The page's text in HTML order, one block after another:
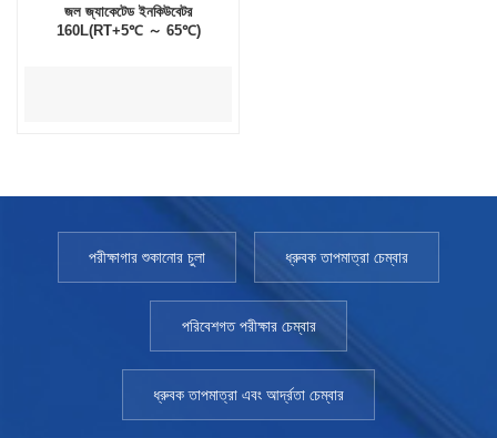
জল জ্যাকেটেড ইনকিউবেটর
160L(RT+5℃ ～ 65℃)
পরীক্ষাগার শুকানোর চুলা ধ্রুবক তাপমাত্রা চেম্বার
পরিবেশগত পরীক্ষার চেম্বার
ধ্রুবক তাপমাত্রা এবং আর্দ্রতা চেম্বার